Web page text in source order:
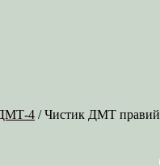
ДМТ-4 / Чистик ДМТ правий